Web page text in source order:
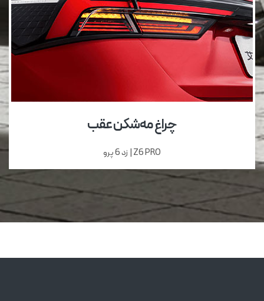
چراغ مه‌شکن عقب
Z6 PRO | زد 6 پرو